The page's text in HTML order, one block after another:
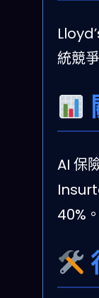
統競
AI 保
40%。